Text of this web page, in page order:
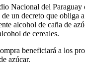
Nacional del Paraguay
un decreto que obliga
alcohol de caña de
de cereales.
beneficiará a los
azúcar.